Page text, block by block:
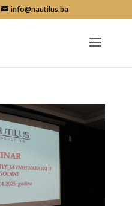
info@nautilus.ba